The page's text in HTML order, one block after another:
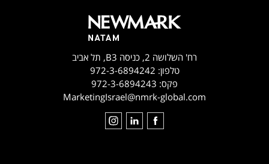
רח' השלושה 2, כניסה B3, תל אביב
טלפון: 972-3-6894242
פקס: 972-3-6894243
MarketingIsrael@nmrk-global.com